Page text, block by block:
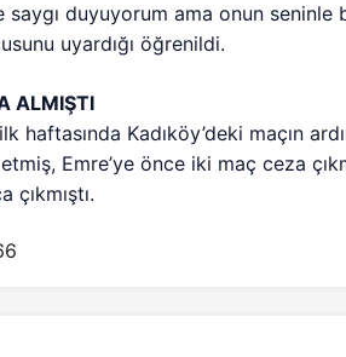
saygı duyuyorum ama onun
uyardığı öğrenildi.
ALMIŞTI
haftasında Kadıköy’deki maçın
Emre’ye önce iki maç ceza
çıkmıştı.